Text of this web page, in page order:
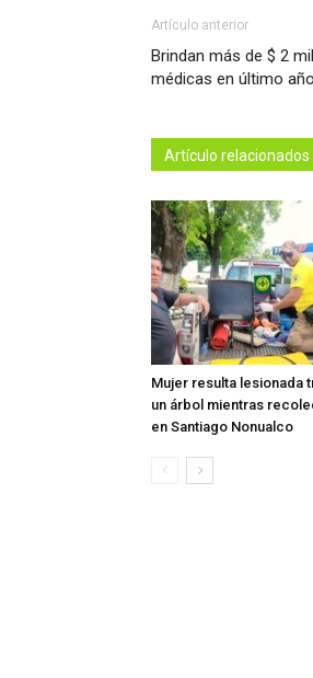
Artículo anterior
Brindan más de $ 2
médicas en último año
Artículo relacionados
Mujer resulta lesionada
un árbol mientras
en Santiago Nonualco